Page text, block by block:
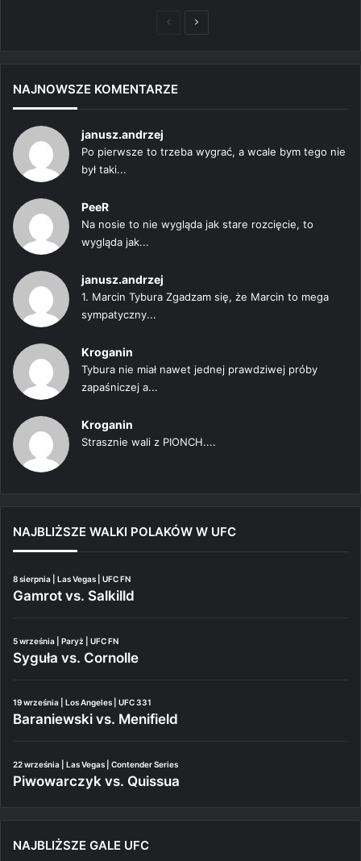
PoprzedniaNastępna
NAJNOWSZE KOMENTARZE
janusz.andrzej
Po pierwsze to trzeba wygrać, a wcale bym tego nie
był taki...
PeeR
Na nosie to nie wygląda jak stare rozcięcie, to
wygląda jak...
janusz.andrzej
1. Marcin Tybura Zgadzam się, że Marcin to mega
sympatyczny...
Kroganin
Tybura nie miał nawet jednej prawdziwej próby
zapaśniczej a...
Kroganin
Strasznie wali z PIONCH....
NAJBLIŻSZE WALKI POLAKÓW W UFC
8 sierpnia | Las Vegas | UFC FN
Gamrot vs. Salkilld
5 września | Paryż | UFC FN
Syguła vs. Cornolle
19 września | Los Angeles | UFC 331
Baraniewski vs. Menifield
22 września | Las Vegas | Contender Series
Piwowarczyk vs. Quissua
NAJBLIŻSZE GALE UFC